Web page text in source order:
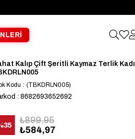
Kalıp Çift Şeritli Kaymaz Terlik
Kodu (TBKDRLN005)
: 8682693652692
35
₺899,95
₺584,97